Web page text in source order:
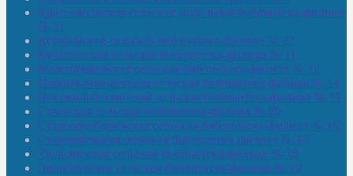
Краснохолмская сельская модельная библиотека-филиал
№ 21
Кутеремская сельская библиотека-филиал № 22
Кучашевская сельская библиотека-филиал № 11
Малокачаковская сельская библиотека-филиал № 12
Нижнекачмашевская сельская библиотека-филиал № 14
Новокильбахтинская сельская библиотека-филиал № 19
Сазовская сельская библиотека-филиал № 20
Староорьебашевская сельская библиотека-филиал № 16
Старояшевская сельская библиотека-филиал № 17
Тюльдинская сельская библиотека-филиал № 18
Чилибеевская сельская библиотека-филиал № 10